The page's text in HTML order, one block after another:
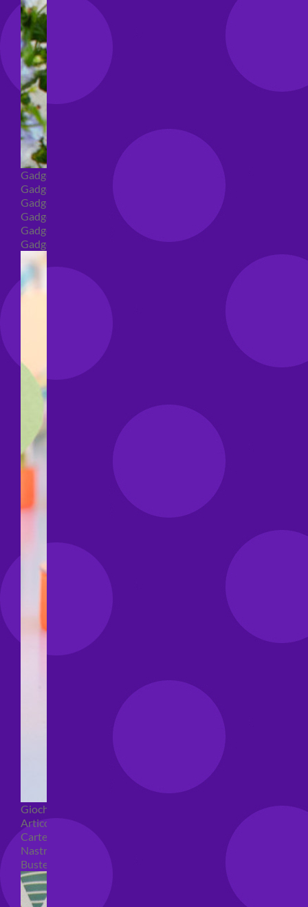
Gadget
Gadget addio al nubilato
Gadget Laurea
Gadget addio al celibato
Gadget per compleanno
Gadget generici
Giochi pirici
Articoli per confezioni regalo
Carte regalo
Nastri e coccarde
Buste regalo